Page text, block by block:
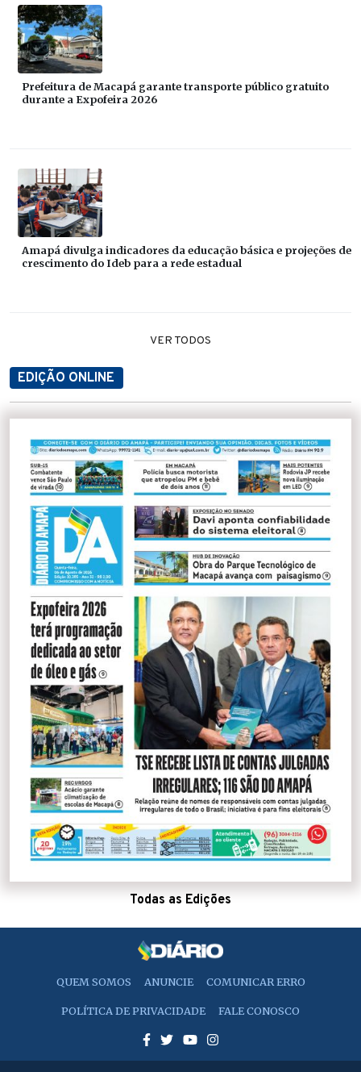
Prefeitura de Macapá garante transporte público gratuito
durante a Expofeira 2026
Amapá divulga indicadores da educação básica e projeções de
crescimento do Ideb para a rede estadual
VER TODOS
EDIÇÃO ONLINE
Todas as Edições
QUEM SOMOS ANUNCIE COMUNICAR ERRO
POLÍTICA DE PRIVACIDADE FALE CONOSCO